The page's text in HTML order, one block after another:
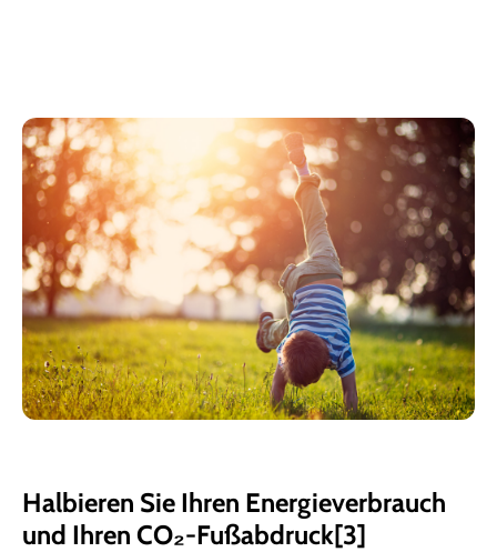
Halbieren Sie Ihren Energieverbrauch
und Ihren CO₂-Fußabdruck[3]